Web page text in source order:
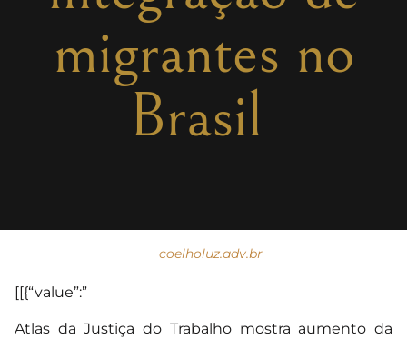
migrantes no
Brasil
coelholuz.adv.br
[[{“value”:”
Atlas da Justiça do Trabalho mostra aumento da